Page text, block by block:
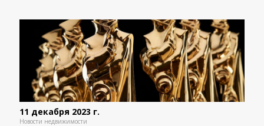
11 декабря 2023 г.
Новости недвижимости